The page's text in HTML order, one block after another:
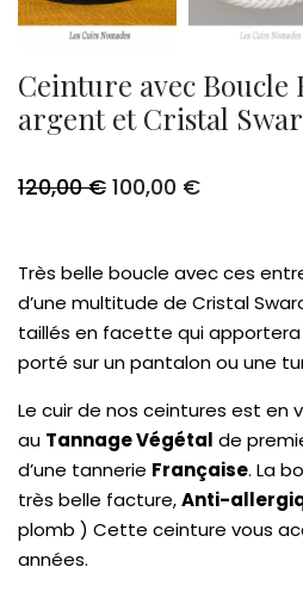
Ceinture avec Boucle
argent et Cristal
120,00€ Le
prix
120,00 €.
100,00 €Le
100,00 €.
Très belle boucle avec ces
d’une multitude de Cristal
taillés en facette qui
porté sur un pantalon ou une
Le cuir de nos ceintures est en
au Tannage Végétal de
d’une tannerie Française. La
très belle facture,Anti-
plomb ) Cette ceinture vous
années.